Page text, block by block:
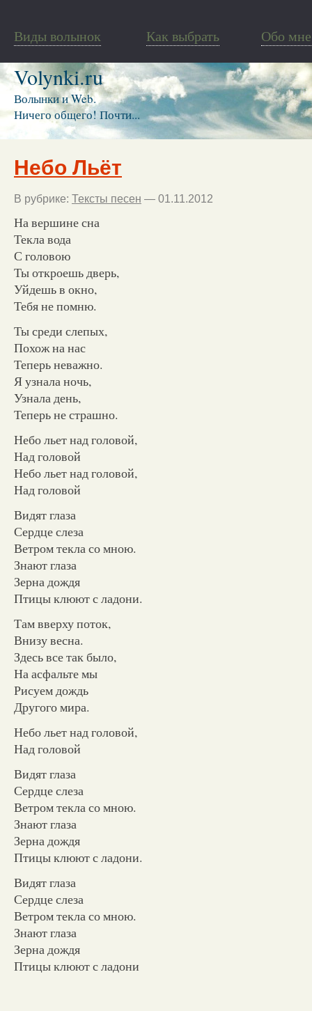
Виды волынок Как выбрать Обо мне
Volynki.ru
Волынки и Web.
Ничего общего! Почти...
Небо Льёт
В рубрике: Тексты песен — 01.11.2012
На вершине сна
Текла вода
С головою
Ты откроешь дверь,
Уйдешь в окно,
Тебя не помню.
Ты среди слепых,
Похож на нас
Теперь неважно.
Я узнала ночь,
Узнала день,
Теперь не страшно.
Небо льет над головой,
Над головой
Небо льет над головой,
Над головой
Видят глаза
Сердце слеза
Ветром текла со мною.
Знают глаза
Зерна дождя
Птицы клюют с ладони.
Там вверху поток,
Внизу весна.
Здесь все так было,
На асфальте мы
Рисуем дождь
Другого мира.
Небо льет над головой,
Над головой
Видят глаза
Сердце слеза
Ветром текла со мною.
Знают глаза
Зерна дождя
Птицы клюют с ладони.
Видят глаза
Сердце слеза
Ветром текла со мною.
Знают глаза
Зерна дождя
Птицы клюют с ладони